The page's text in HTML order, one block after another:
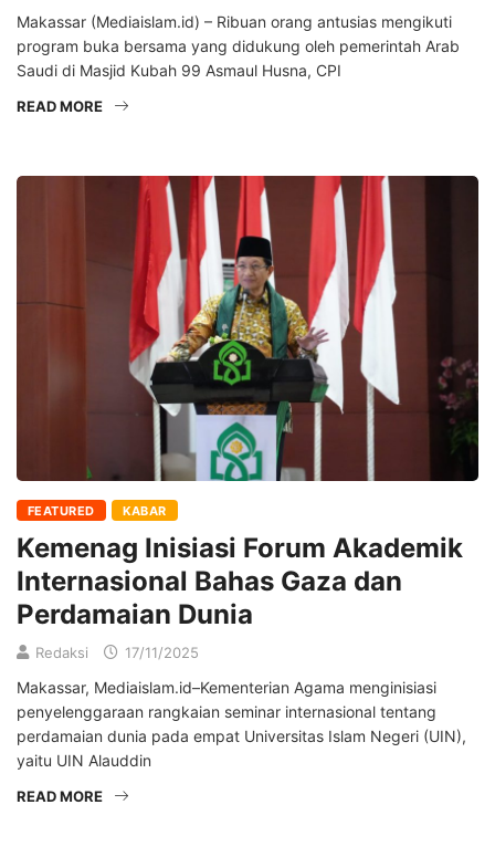
Makassar (Mediaislam.id) – Ribuan orang antusias mengikuti
program buka bersama yang didukung oleh pemerintah Arab
Saudi di Masjid Kubah 99 Asmaul Husna, CPI
READ MORE
FEATURED KABAR
Kemenag Inisiasi Forum Akademik
Internasional Bahas Gaza dan
Perdamaian Dunia
Redaksi 17/11/2025
Makassar, Mediaislam.id–Kementerian Agama menginisiasi
penyelenggaraan rangkaian seminar internasional tentang
perdamaian dunia pada empat Universitas Islam Negeri (UIN),
yaitu UIN Alauddin
READ MORE